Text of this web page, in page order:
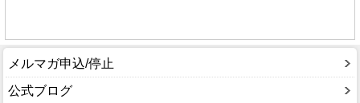
メルマガ申込/停止
公式ブログ